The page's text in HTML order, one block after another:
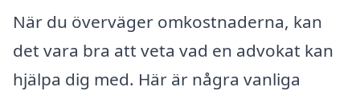
När du överväger omkostnaderna, kan
det vara bra att veta vad en advokat kan
hjälpa dig med. Här är några vanliga